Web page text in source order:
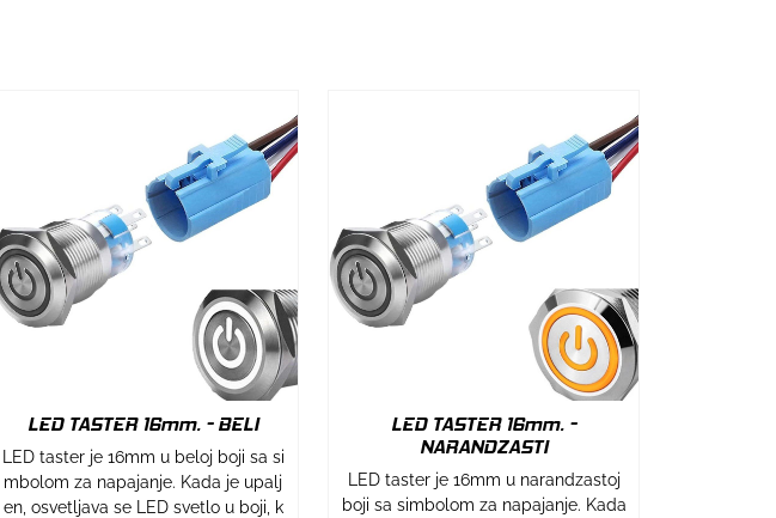
LED TASTER 16mm. - BELI
LED taster je 16mm u beloj boji sa si
mbolom za napajanje. Kada je upalj
en, osvetljava se LED svetlo u boji, k
LED TASTER 16mm. -
NARANDZASTI
LED taster je 16mm u narandzastoj
boji sa simbolom za napajanje. Kada